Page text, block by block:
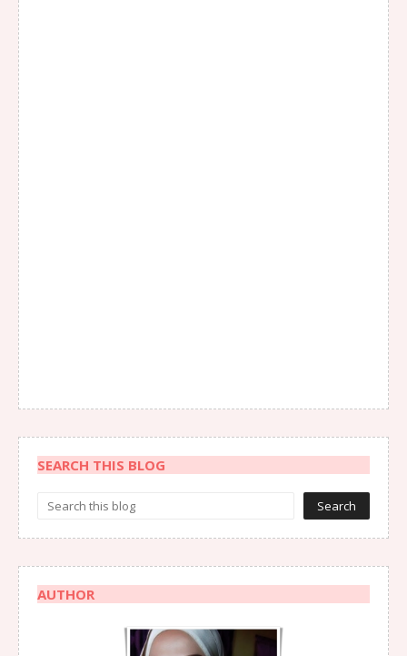
SEARCH THIS BLOG
AUTHOR